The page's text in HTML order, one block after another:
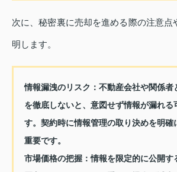
次に、秘密裏に売却を進める際の注意点
明します。
情報漏洩のリスク ：不動産会社や関係
を徹底しないと、意図せず情報が漏れる
す。契約時に情報管理の取り決めを明確
重要です。
市場価格の把握：情報を限定的に公開す